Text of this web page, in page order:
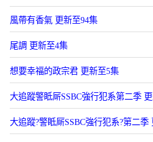
風帶有香氣 更新至94集
尾調 更新至4集
想要幸福的政宗君 更新至5集
大追蹤警眡厛SSBC強行犯系第二季
大追蹤?警眡厛SSBC強行犯系?第二季